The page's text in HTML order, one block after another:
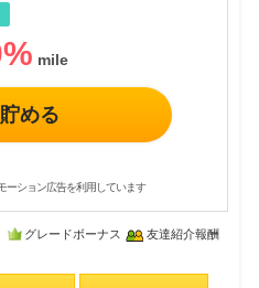
%
める
ーション広告を利用しています
グレードボーナス 友達紹介報酬